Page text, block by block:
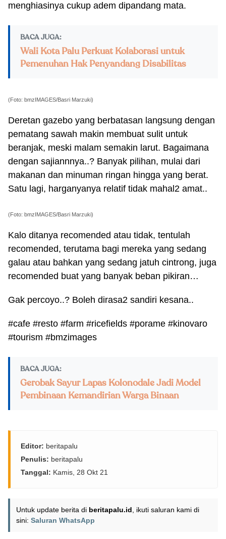
menghiasinya cukup adem dipandang mata.
BACA JUGA:
Wali Kota Palu Perkuat Kolaborasi untuk
Pemenuhan Hak Penyandang Disabilitas
(Foto: bmzIMAGES/Basri Marzuki)
Deretan gazebo yang berbatasan langsung dengan
pematang sawah makin membuat sulit untuk
beranjak, meski malam semakin larut. Bagaimana
dengan sajiannnya..? Banyak pilihan, mulai dari
makanan dan minuman ringan hingga yang berat.
Satu lagi, harganyanya relatif tidak mahal2 amat..
(Foto: bmzIMAGES/Basri Marzuki)
Kalo ditanya recomended atau tidak, tentulah
recomended, terutama bagi mereka yang sedang
galau atau bahkan yang sedang jatuh cintrong, juga
recomended buat yang banyak beban pikiran…
Gak percoyo..? Boleh dirasa2 sandiri kesana..
#cafe #resto #farm #ricefields #porame #kinovaro
#tourism #bmzimages
BACA JUGA:
Gerobak Sayur Lapas Kolonodale Jadi Model
Pembinaan Kemandirian Warga Binaan
Editor: beritapalu
Penulis: beritapalu
Tanggal: Kamis, 28 Okt 21
Untuk update berita di beritapalu.id , ikuti saluran kami di
sini: Saluran WhatsApp